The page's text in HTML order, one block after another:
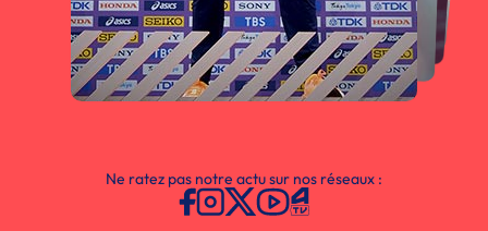
Ne ratez pas notre actu sur nos réseaux :